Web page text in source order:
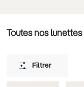
Toutes nos
Filtrer